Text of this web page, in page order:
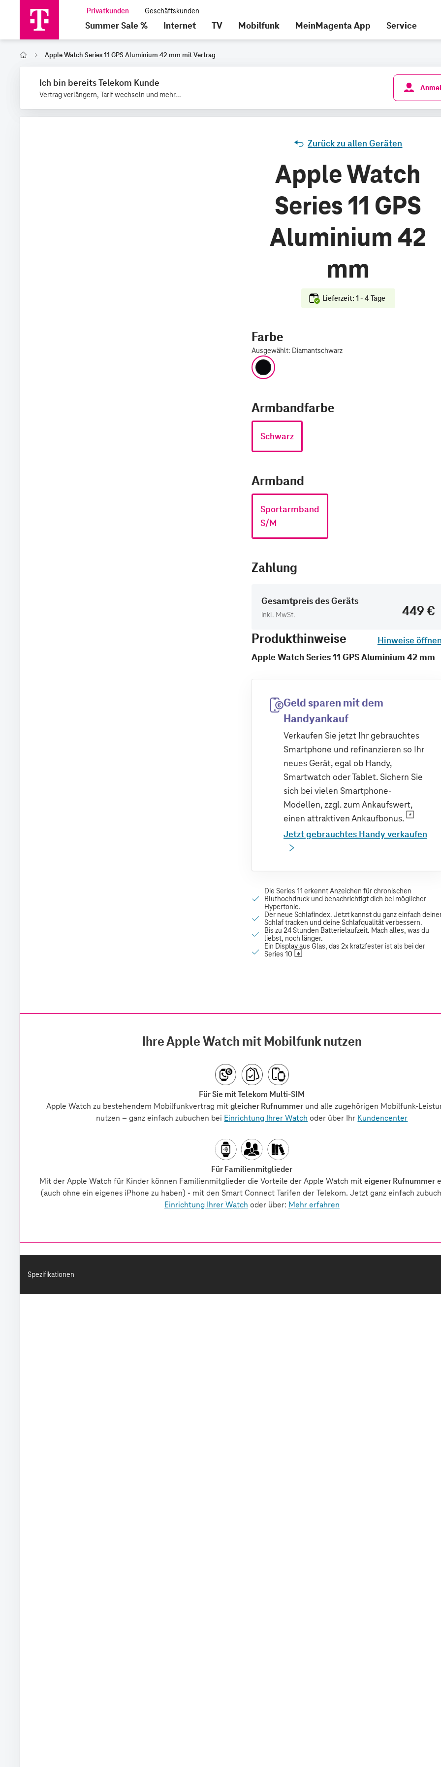
Summer Sale % Internet TV Mobilfunk MeinMagenta App Service
Home Apple Watch Series 11 GPS Aluminium 42 mm mit Vertrag
Ich bin bereits Telekom Kunde
Vertrag verlängern, Tarif wechseln und mehr...
Zurück zu allen Geräten
Apple Watch
Series 11 GPS
Aluminium 42
mm
Lieferzeit: 1 - 4 Tage
Farbe
Ausgewählt: Diamantschwarz
Armbandfarbe
Schwarz
Armband
Sportarmband
S/M
Zahlung
Gesamtpreis des Geräts
inkl. MwSt.
449 €
Produkthinweise
Hinweise
Apple Watch Series 11 GPS Aluminium 42 mm
Geld sparen mit dem
Handyankauf
Verkaufen Sie jetzt Ihr gebrauchtes
Smartphone und refinanzieren so Ihr
neues Gerät, egal ob Handy,
Smartwatch oder Tablet. Sichern Sie
sich bei vielen Smartphone-
Modellen, zzgl. zum Ankaufswert,
einen attraktiven Ankaufbonus.
Jetzt gebrauchtes Handy verkaufen
Spezifikationen